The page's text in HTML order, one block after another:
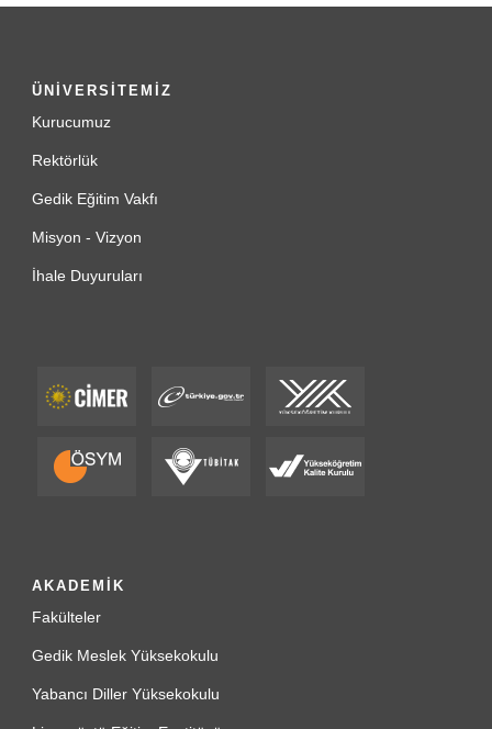
ÜNİVERSİTEMİZ
Kurucumuz
Rektörlük
Gedik Eğitim Vakfı
Misyon - Vizyon
İhale Duyuruları
AKADEMİK
Fakülteler
Gedik Meslek Yüksekokulu
Yabancı Diller Yüksekokulu